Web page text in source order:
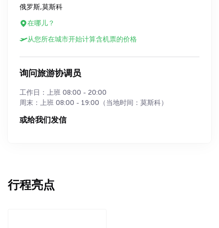
俄罗斯,莫斯科
在哪儿？
从您所在城市开始计算含机票的价格
询问旅游协调员
工作日：上班 08:00 - 20:00
周末：上班 08:00 - 19:00（当地时间：莫斯科）
或给我们发信
行程亮点